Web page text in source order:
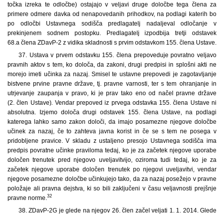
točka izreka te odločbe) ostajajo v veljavi druge določbe tega člena za
primere odmere davka od nenapovedanih prihodkov, na podlagi katerih bo
po odločbi Ustavnega sodišča predlagatelj nadaljeval odločanje v
prekinjenem sodnem postopku. Predlagatelj izpodbija tretji odstavek
68.a člena ZDavP-2 z vidika skladnosti s prvim odstavkom 155. člena Ustave.
37. Ustava v prvem odstavku 155. člena prepoveduje povratno veljavo
pravnih aktov s tem, ko določa, da zakoni, drugi predpisi in splošni akti ne
morejo imeti učinka za nazaj. Smisel te ustavne prepovedi je zagotavljanje
bistvene prvine pravne države, tj. pravne varnosti, ter s tem ohranjanje in
utrjevanje zaupanja v pravo, ki je prav tako eno od načel pravne države
(2. člen Ustave). Vendar prepoved iz prvega odstavka 155. člena Ustave ni
absolutna. Izjemo določa drugi odstavek 155. člena Ustave, na podlagi
katerega lahko samo zakon določi, da imajo posamezne njegove določbe
učinek za nazaj, če to zahteva javna korist in če se s tem ne posega v
pridobljene pravice. V skladu z ustaljeno presojo Ustavnega sodišča ima
predpis povratne učinke praviloma tedaj, ko je za začetek njegove uporabe
določen trenutek pred njegovo uveljavitvijo, oziroma tudi tedaj, ko je za
začetek njegove uporabe določen trenutek po njegovi uveljavitvi, vendar
njegove posamezne določbe učinkujejo tako, da za nazaj posežejo v pravne
položaje ali pravna dejstva, ki so bili zaključeni v času veljavnosti prejšnje
pravne norme. 32
38. ZDavP-2G je glede na njegov 26. člen začel veljati 1. 1. 2014. Glede